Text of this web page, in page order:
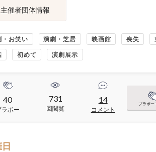
主催者団体情報
・お笑い 演劇・芝居 映画館 喪失
初めて 演劇展示
40
ラボー
731
回閲覧
14
コメント
ブラボー